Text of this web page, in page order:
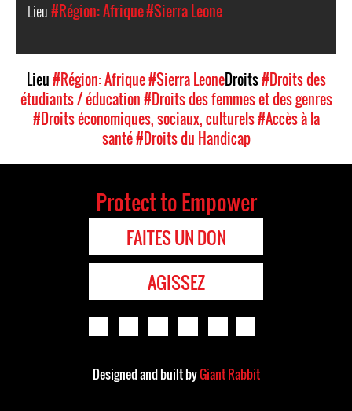
Lieu#Région: Afrique#Sierra Leone
Lieu#Région: Afrique#Sierra LeoneDroits#Droits des
étudiants / éducation#Droits des femmes et des genres
#Droits économiques, sociaux, culturels#Accès à la
santé#Droits du Handicap
Protect to Empower
FAITES UN DON
AGISSEZ
Designed and built byGiant Rabbit